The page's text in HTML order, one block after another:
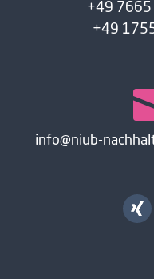
+49
+49
info@niub-